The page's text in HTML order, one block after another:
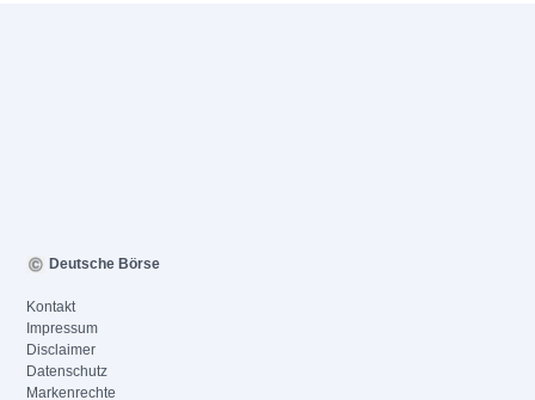
Deutsche Börse
Kontakt
Impressum
Disclaimer
Datenschutz
Markenrechte